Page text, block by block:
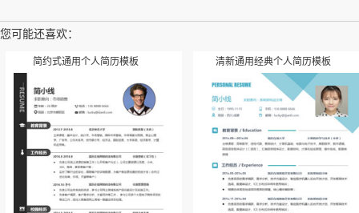
您可能还喜欢：
简约式通用个人简历模板 清新通用经典个人简历模板